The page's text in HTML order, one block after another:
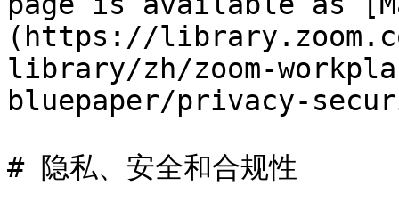
(https://
library/zh/zoom-
bluepaper/privacy-
# 隐私、安全和合规性